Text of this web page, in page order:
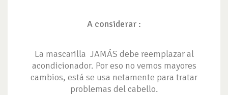
A considerar :
La mascarilla JAMÁS debe reemplazar al
acondicionador. Por eso no vemos mayores
cambios, está se usa netamente para tratar
problemas del cabello.